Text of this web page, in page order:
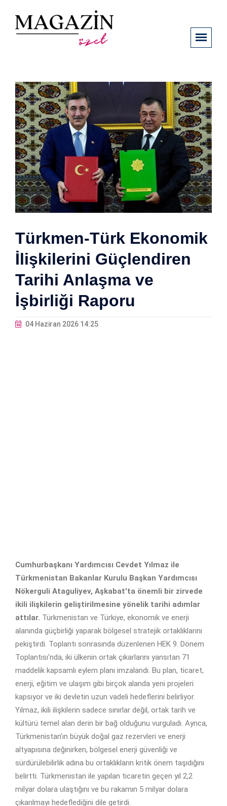
Türkmen-Türk Ekonomik
İlişkilerini Güçlendiren
Tarihi Anlaşma ve
İşbirliği Raporu
04 Haziran 2026 14:25
Cumhurbaşkanı Yardımcısı Cevdet Yılmaz ile
Türkmenistan Bakanlar Kurulu Başkan Yardımcısı
Nökerguli Ataguliyev, Aşkabat'ta önemli bir zirvede
ikili ilişkilerin geliştirilmesine yönelik tarihi adımlar
attılar. Türkmenistan ve Türkiye, ekonomik ve enerji
alanında güçbirliği yaparak bölgesel stratejik ortaklıklarını
pekiştirdi. Toplantı sonrasında düzenlenen HEK 9. Dönem
Toplantısı'nda, iki ülkenin ortak çıkarlarını yansıtan 71
maddelik kapsamlı eylem planı imzalandı. Bu plan, ticaret,
enerji, eğitim ve ulaşım gibi birçok alanda yeni projeleri
kapsıyor ve iki devletin uzun vadeli hedeflerini belirliyor.
Yılmaz, ikili ilişkilerin sadece sınırlar değil, ortak tarih ve
kültürü temel alan derin bir bağ olduğunu vurguladı. Ayrıca,
Türkmenistan’ın büyük doğal gaz rezervleri ve enerji
altyapısına değinirken, bölgesel enerji güvenliği ve
sürdürülebilirlik adına bu ortaklıkların kritik önem taşıdığını
belirtti. Türkmenistan ile yapılan ticaretin geçen yıl 2,2
milyar dolara ulaştığını ve bu rakamın 5 milyar dolara
çıkarılmayı hedeflediğini dile getirdi.